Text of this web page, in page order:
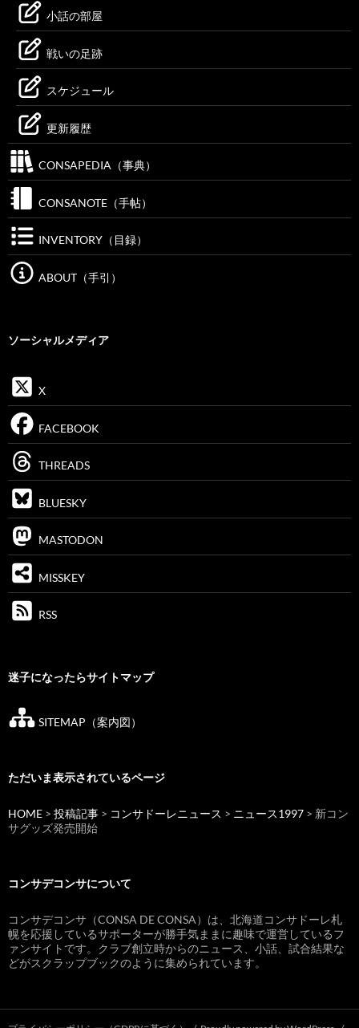
小話の部屋
戦いの足跡
スケジュール
更新履歴
CONSAPEDIA（事典）
CONSANOTE（手帖）
INVENTORY（目録）
ABOUT（手引）
ソーシャルメディア
X
FACEBOOK
THREADS
BLUESKY
MASTODON
MISSKEY
RSS
迷子になったらサイトマップ
SITEMAP（案内図）
ただいま表示されているページ
HOME > 投稿記事 > コンサドーレニュース > ニュース1997 > 新コン
サグッズ発売開始
コンサデコンサについて
コンサデコンサ（CONSA DE CONSA）は、北海道コンサドーレ札
幌を応援しているサポーターが勝手気ままに趣味で運営しているフ
ァンサイトです。クラブ創立時からのニュース、小話、試合結果な
どがスクラップブックのように集められています。